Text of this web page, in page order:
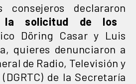
declararon
la solicitud de los
Döring Casar y Luis
quieres denunciaron a
de Radio, Televisión y
de la Secretaría